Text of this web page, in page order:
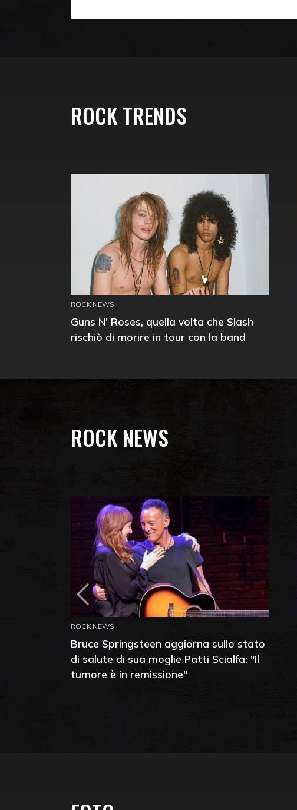
ROCK TRENDS
ROCK NEWS
Guns N' Roses, quella volta che Slash
rischiò di morire in tour con la band
ROCK NEWS
ROCK NEWS
Bruce Springsteen aggiorna sullo stato
di salute di sua moglie Patti Scialfa: "Il
tumore è in remissione"